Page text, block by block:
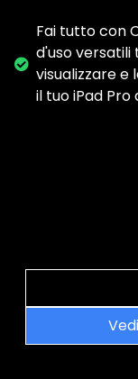
Fai tutto con
d'uso
visualizzare e
il tuo iPad